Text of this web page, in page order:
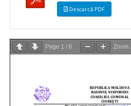
Descarcă PDF
Page 1 / 6 Zoom